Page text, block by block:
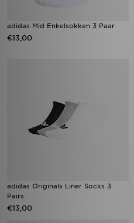
adidas Mid Enkelsokken 3 Paar
€13,00
adidas Originals Liner Socks 3
Pairs
€13,00